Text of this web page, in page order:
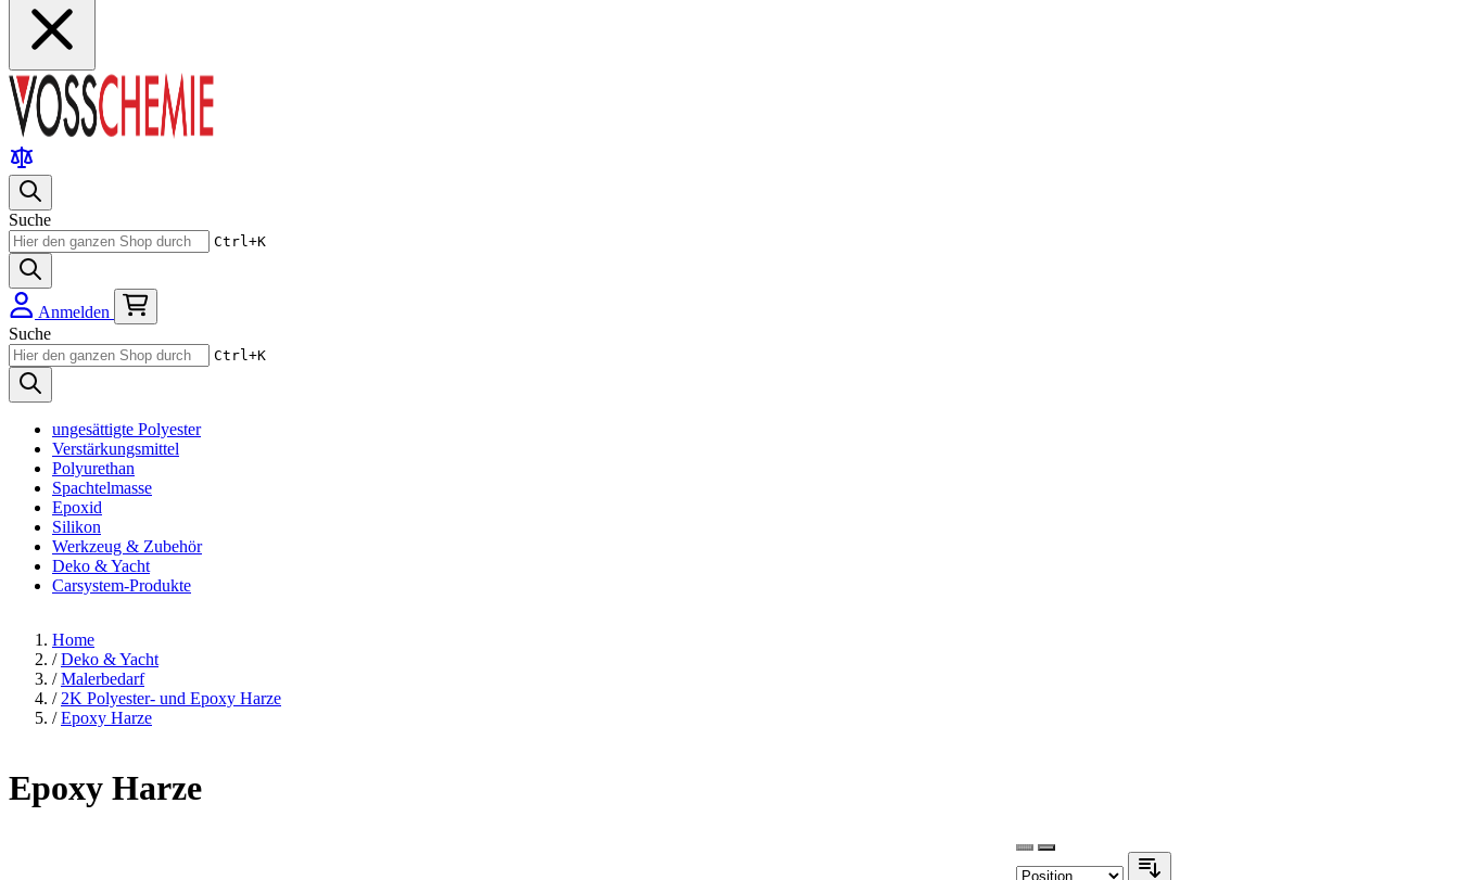
Suche
Ctrl+K
Anmelden
Suche
Ctrl+K
ungesättigte Polyester
Verstärkungsmittel
Polyurethan
Spachtelmasse
Epoxid
Silikon
Werkzeug & Zubehör
Deko & Yacht
Carsystem-Produkte
Home
/ Deko & Yacht
/ Malerbedarf
/ 2K Polyester- und Epoxy Harze
/ Epoxy Harze
Epoxy Harze